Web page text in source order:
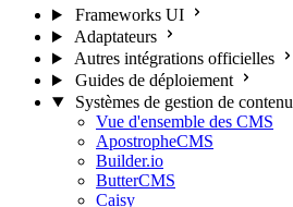
Frameworks UI
Adaptateurs
Autres intégrations officielles
Guides de déploiement
Systèmes de gestion de contenu
Vue d'ensemble des CMS
ApostropheCMS
Builder.io
ButterCMS
Caisy